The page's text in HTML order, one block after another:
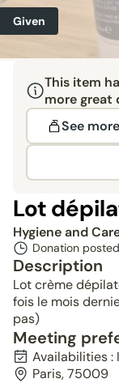
Given
This item
more great
See
Lot
Hygiene and
Donation
Description
Lot crème
fois le mois
pas)
Meeting
Availabilities :
Paris, 75009